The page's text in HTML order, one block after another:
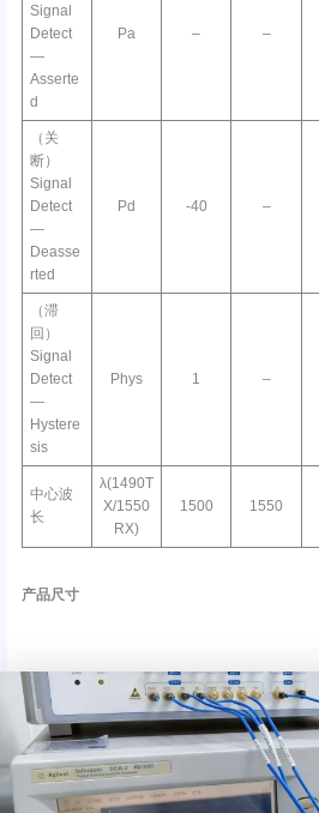
Signal
Detect
—
Asserte
d
Pa – –
（关
断）
Signal
Detect
—
Deasse
rted
Pd -40 –
（滞
回）
Signal
Detect
—
Hystere
sis
Phys 1 –
中心波
长
λ(1490T
X/1550
RX)
1500 1550
产品尺寸